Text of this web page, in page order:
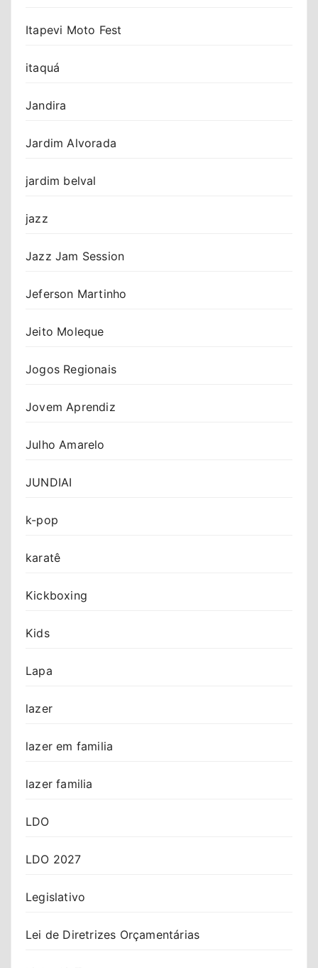
Itapevi Moto Fest
itaquá
Jandira
Jardim Alvorada
jardim belval
jazz
Jazz Jam Session
Jeferson Martinho
Jeito Moleque
Jogos Regionais
Jovem Aprendiz
Julho Amarelo
JUNDIAI
k-pop
karatê
Kickboxing
Kids
Lapa
lazer
lazer em familia
lazer familia
LDO
LDO 2027
Legislativo
Lei de Diretrizes Orçamentárias